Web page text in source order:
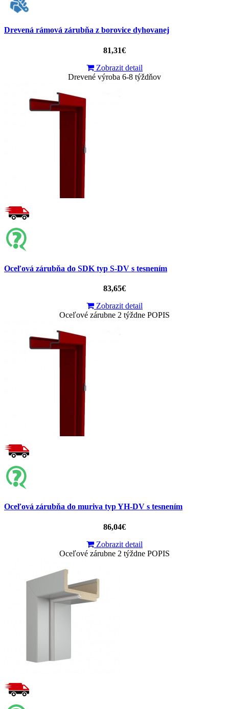
Drevená rámová zárubňa z borovice dyhovanej
81,31€
Zobrazit detail
Drevené výroba 6-8 týždňov
Oceľová zárubňa do SDK typ S-DV s tesnením
83,65€
Zobrazit detail
Oceľové zárubne 2 týždne POPIS
Oceľová zárubňa do muriva typ YH-DV s tesnením
86,04€
Zobrazit detail
Oceľové zárubne 2 týždne POPIS